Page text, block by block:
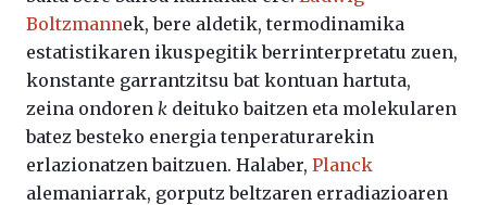
Boltzmannek, bere aldetik, termodinamika
estatistikaren ikuspegitik berrinterpretatu zuen,
konstante garrantzitsu bat kontuan hartuta,
zeina ondoren k deituko baitzen eta molekularen
batez besteko energia tenperaturarekin
erlazionatzen baitzuen. Halaber, Planck
alemaniarrak, gorputz beltzaren erradiazioaren